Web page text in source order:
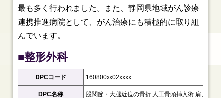
最も多く行われました。また、静岡県地域がん診療
連携推進病院として、がん治療にも積極的に取り組
んでいます。
■整形外科
DPCコード
DPC名称
160800xx02xxxx
股関節・大腿近位の骨折 人工骨頭挿入術 肩、股等